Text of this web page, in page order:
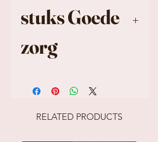
stuks Goede
zorg
zaadbommen
RELATED PRODUCTS